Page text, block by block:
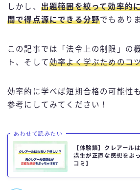
しかし、 出題範囲を絞って効率的
間で得点源にできる分野でもあり
この記事では「法令上の制限」の
ト、そして効率よく学ぶためのコ
効率的に学べば短期合格の可能性
参考にしてみてください！
あわせて読みたい
【体験談】クレアール
講生が正直な感想をぶ
コミ】